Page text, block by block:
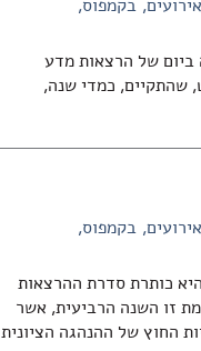
אירועים בקמפוס
ביום של הרצאות מדע
שהתקיים, כמדי שנה,
אירועים בקמפוס
כותרת סדרת ההרצאות
זו השנה הרביעית, אשר
החוץ של ההנהגה הציונית